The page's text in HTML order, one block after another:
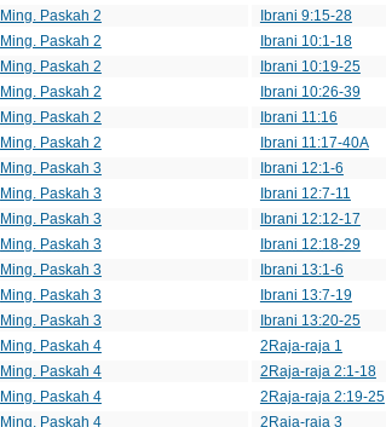
Ming. Paskah 2 Ibrani 9:15-28
Ming. Paskah 2 Ibrani 10:1-18
Ming. Paskah 2 Ibrani 10:19-25
Ming. Paskah 2 Ibrani 10:26-39
Ming. Paskah 2 Ibrani 11:16
Ming. Paskah 2 Ibrani 11:17-40A
Ming. Paskah 3 Ibrani 12:1-6
Ming. Paskah 3 Ibrani 12:7-11
Ming. Paskah 3 Ibrani 12:12-17
Ming. Paskah 3 Ibrani 12:18-29
Ming. Paskah 3 Ibrani 13:1-6
Ming. Paskah 3 Ibrani 13:7-19
Ming. Paskah 3 Ibrani 13:20-25
Ming. Paskah 4 2Raja-raja 1
Ming. Paskah 4 2Raja-raja 2:1-18
Ming. Paskah 4 2Raja-raja 2:19-25
Ming. Paskah 4 2Raja-raja 3